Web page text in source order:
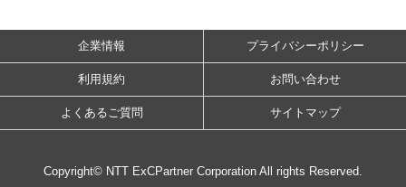
企業情報 プライバシーポリシー
利用規約 お問い合わせ
よくあるご質問 サイトマップ
Copyright© NTT ExCPartner Corporation All rights Reserved.